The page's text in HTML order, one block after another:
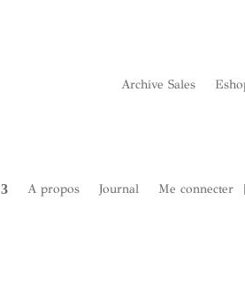
Archive Sales
A propos Journal Me connecter